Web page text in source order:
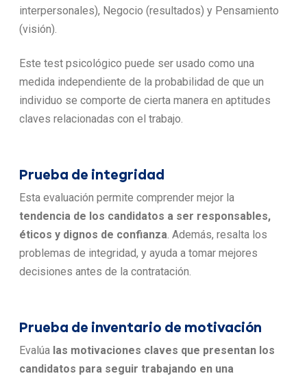
interpersonales), Negocio (resultados) y Pensamiento
(visión).
Este test psicológico puede ser usado como una
medida independiente de la probabilidad de que un
individuo se comporte de cierta manera en aptitudes
claves relacionadas con el trabajo.
Prueba de integridad
Esta evaluación permite comprender mejor la
tendencia de los candidatos a ser responsables,
éticos y dignos de confianza. Además, resalta los
problemas de integridad, y ayuda a tomar mejores
decisiones antes de la contratación.
Prueba de inventario de motivación
Evalúa las motivaciones claves que presentan los
candidatos para seguir trabajando en una